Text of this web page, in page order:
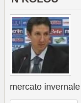
mercato invernale